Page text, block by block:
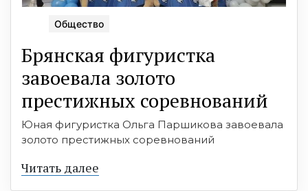
Общество
Брянская фигуристка
завоевала золото
престижных соревнований
Юная фигуристка Ольга Паршикова завоевала
золото престижных соревнований
Читать далее